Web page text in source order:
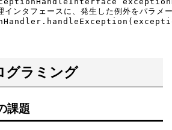
ンタフェースに、発生した例外をパラメ
グラミング
課題